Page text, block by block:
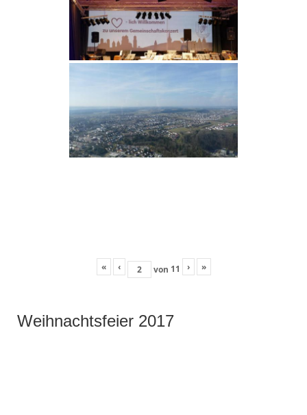
« ‹ von 11 › »
Weihnachtsfeier 2017